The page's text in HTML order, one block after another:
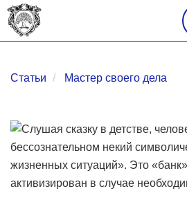
Статьи Мастер своего дела